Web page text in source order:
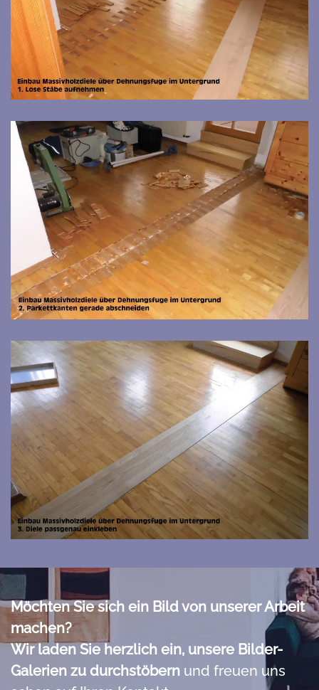
Bild vergrößern
Bild vergrößern
Bild vergrößern
Möchten Sie sich ein Bild von unserer Arbeit
machen?
Wir laden Sie herzlich ein, unsere Bilder-
Galerien zu durchstöbern und freuen uns